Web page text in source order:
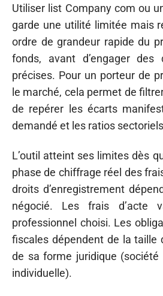
Utiliser list Company com ou
garde une utilité limitée mais
ordre de grandeur rapide du
fonds, avant d’engager des
précises. Pour un porteur de
le marché, cela permet de
de repérer les écarts
demandé et les ratios
L’outil atteint ses limites dès
phase de chiffrage réel des
droits d’enregistrement
négocié. Les frais d’acte
professionnel choisi. Les
fiscales dépendent de la taille
de sa forme juridique (société
individuelle).